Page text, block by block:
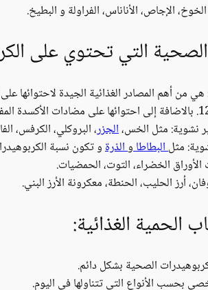
الخوخ، الإجاص، الأناناس، الفراولة و البطيخ.
التي تحتوي على
هي من أهم المصادر الغذائية الجيدة لاحتوائها
نشوية: مثل الخس،الجزر، البروكلي، الكرفس،
مثلالبطاطاوالذرةو تكون نسبة
الخضراء، التوت، الحمضيات.
أرز الحليب، الحنطة، معكرونة الأرز البني.
الحمية الغذائية:
الصحية بشكل دائم.
بحسب الأنواع التي تتناولها في اليوم.